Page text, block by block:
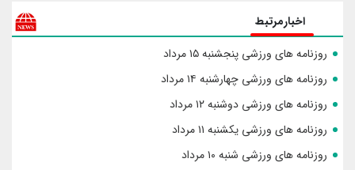
اخبارمرتبط
روزنامه های ورزشی پنجشنبه ۱۵ مرداد
روزنامه های ورزشی چهارشنبه ۱۴ مرداد
روزنامه های ورزشی دوشنبه ۱۲ مرداد
روزنامه های ورزشی یکشنبه ۱۱ مرداد
روزنامه های ورزشی شنبه ۱۰ مرداد